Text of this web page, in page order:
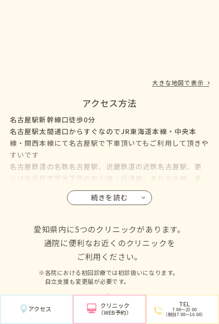
大きな地図で表示
アクセス方法
名古屋駅新幹線口徒歩0分
名古屋駅太閤通口からすぐなのでJR東海道本線・中央本
線・関西本線にて名古屋駅で下車頂いてもご利用して頂きや
すいです
名古屋鉄道の名鉄名古屋駅、近畿鉄道の近鉄名古屋駅、更
には名古屋市営地下鉄の東山線・桜通線、あおなみ線、名
鉄バス・名古屋市営バスも名古屋駅に乗り入れているので、
名古屋市の千種区・東区・北区・西区・中村区・中区・昭
区・名東区・天白区にお住いの方からも通院して頂けます
続きを読む
愛知県内に5つのクリニックがあります。
通院に便利なお近くのクリニックを
ご利用ください。
各院における初回診療では初診扱いになります。
自立支援も変更届が必要です。
アクセス クリニック
（WEB予約）
TEL
7:00〜23:00
（祝日7:00〜16:00）